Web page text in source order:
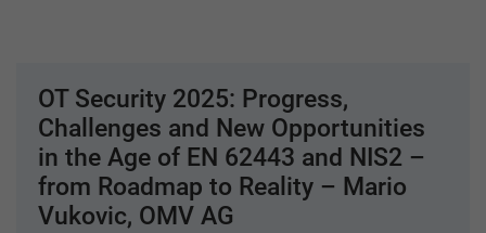
OT Security 2025: Progress,
Challenges and New Opportunities
in the Age of EN 62443 and NIS2 –
from Roadmap to Reality – Mario
Vukovic, OMV AG